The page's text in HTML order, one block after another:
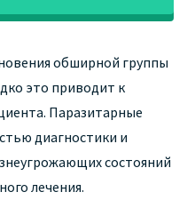
обширной группы
это приводит к
Паразитарные
диагностики и
состояний
лечения.